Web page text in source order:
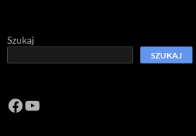
Szukaj
SZUKAJ
Facebook
https://